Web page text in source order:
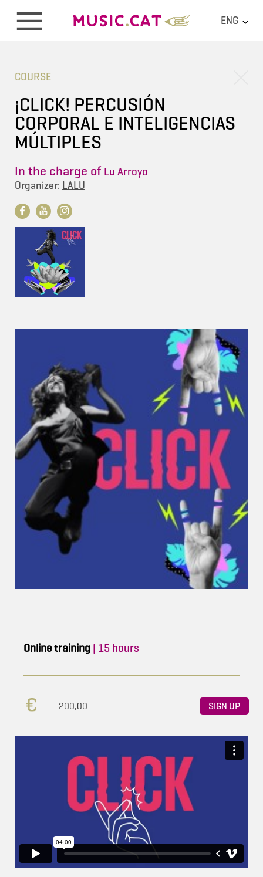
ENG
COURSE
¡CLICK! PERCUSIÓN
CORPORAL E INTELIGENCIAS
MÚLTIPLES
In the charge of Lu Arroyo
Organizer: LALU
Online training | 15 hours
200,00 SIGN UP